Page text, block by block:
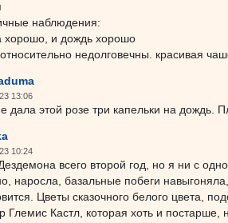
наблюдения:
хорошо, и дождь хорошо
недолговечны. красивая
13:06
дала этой розе три капельки на дождь.
10:24
всего второй год, но я ни с
наросла, базальные побеги
Цветы сказочного белого цвета,
Глемис Кастл, которая хоть и постарше,